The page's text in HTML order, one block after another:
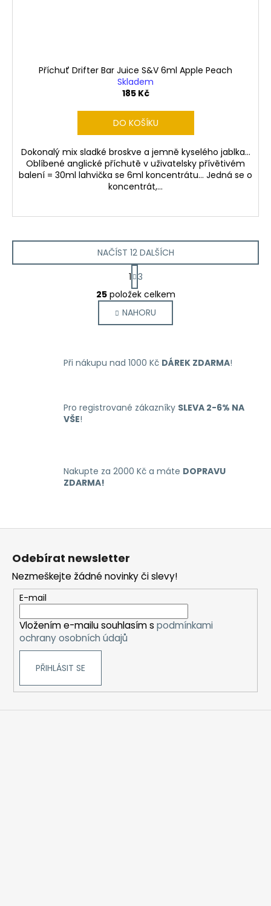
Příchuť Drifter Bar Juice S&V 6ml Apple Peach
Skladem
185 Kč
DO KOŠÍKU
Dokonalý mix sladké broskve a jemně kyselého jablka...
Oblíbené anglické příchutě v uživatelsky přívětivém
balení = 30ml lahvička se 6ml koncentrátu... Jedná se o
koncentrát,...
O
v
l
á
a
c
r
ý
u
NAČÍST 12 DALŠÍCH
S
t
r
á
n
k
á
1 3
25položek celkem
NAHORU
Při nákupu nad 1000 Kč DÁREK ZDARMA!
Pro registrované zákazníky SLEVA 2-6% NA
VŠE!
Nakupte za 2000 Kč a máte DOPRAVU
ZDARMA!
Z
Odebírat newsletter
Nezmeškejte žádné novinky či slevy!
E-mail
Vložením e-mailu souhlasím s podmínkami
ochrany osobních údajů
PŘIHLÁSIT SE